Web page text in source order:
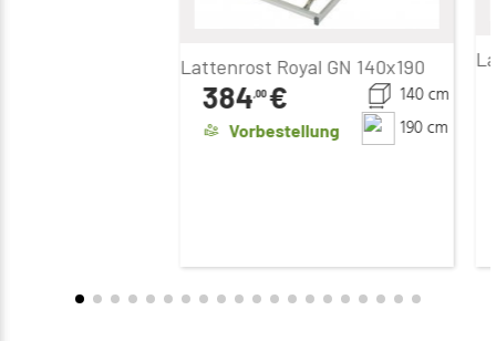
Lattenrost Royal GN 140x190
384,00€
Vorbestellung
140 cm
190 cm